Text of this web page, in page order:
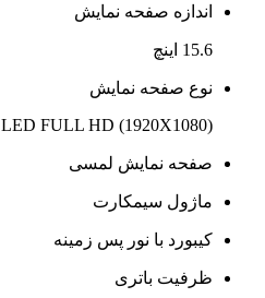
اندازه صفحه نمایش
15.6 اینچ
نوع صفحه نمایش
LED FULL HD (1920X1080)
صفحه نمایش لمسی
ماژول سیمکارت
کیبورد با نور پس زمینه
ظرفیت باتری